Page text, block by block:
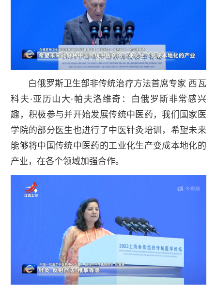
白俄罗斯卫生部非传统治疗方法首席专家 西瓦
科夫·亚历山大·帕夫洛维奇：白俄罗斯非常感兴
趣，积极参与并开始发展传统中医药，我们国家医
学院的部分医生也进行了中医针灸培训，希望未来
能够将中国传统中医药的工业化生产变成本地化的
产业，在各个领域加强合作。